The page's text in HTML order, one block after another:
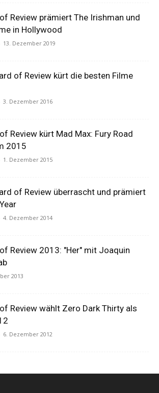
Review prämiert The Irishman und
in Hollywood
13. Dezember 2019
of Review kürt die besten Filme
3. Dezember 2016
Review kürt Mad Max: Fury Road
2015
1. Dezember 2015
of Review überrascht und prämiert
4. Dezember 2014
Review 2013: "Her" mit Joaquin
2013
Review wählt Zero Dark Thirty als
6. Dezember 2012